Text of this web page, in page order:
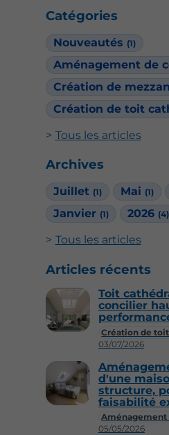
Catégories
Nouveautés (1)
Création de
Création de toit
Tous les articles
Archives
Juillet (1) Mai (1)
Janvier (1) 2026 (4)
Tous les articles
Articles récents
Création de
03/07/2026
Toit
concilier
05/05/2026
d'une
structure,
faisabilité